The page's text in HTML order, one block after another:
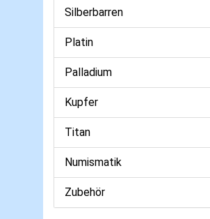
Silberbarren
Platin
Palladium
Kupfer
Titan
Numismatik
Zubehör